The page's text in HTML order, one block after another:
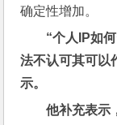
确定性增加。
“个人IP如
法不认可其可以
示。
他补充表示